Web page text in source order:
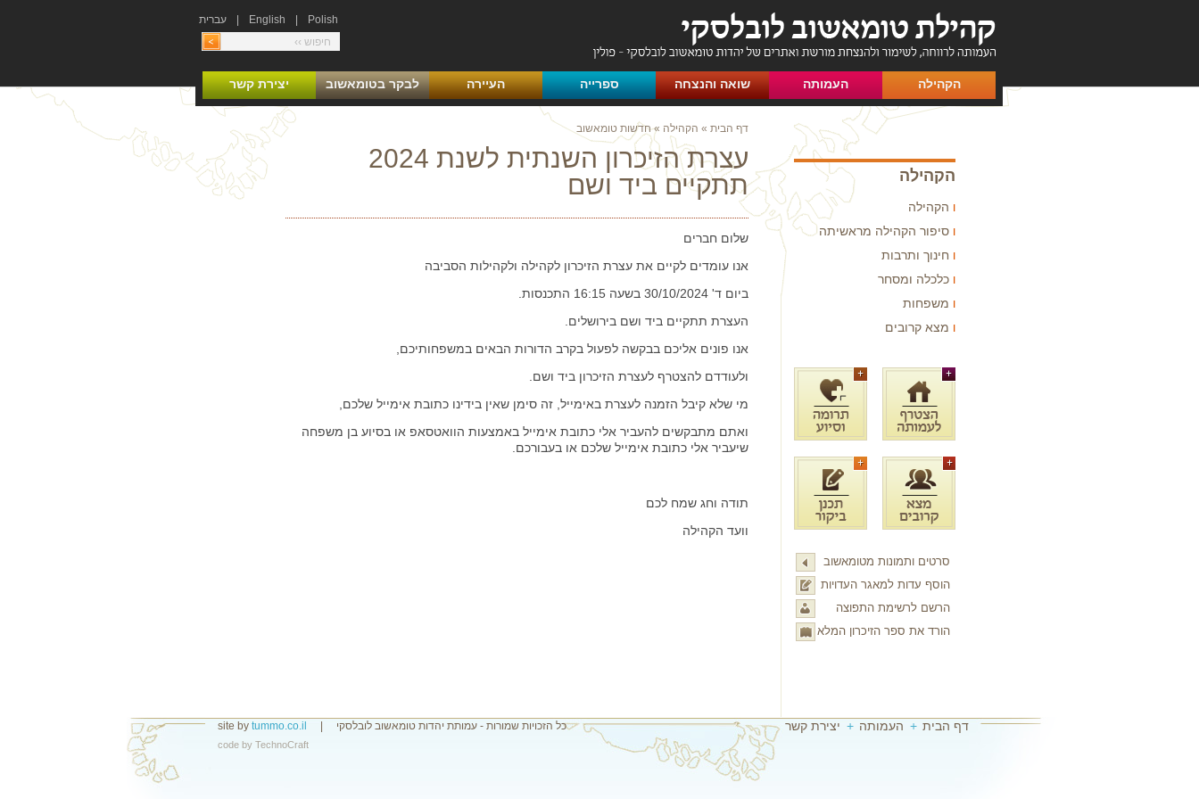
Polish
English עברית
הקהילה העמותה שואה והנצחה ספרייה העיירה לבקר בטומאשוב יצירת קשר
הקהילה
הקהילה
סיפור הקהילה מראשיתה
חינוך ותרבות
כלכלה ומסחר
משפחות
מצא קרובים
סרטים ותמונות מטומאשוב
הוסף עדות למאגר העדויות
הרשם לרשימת התפוצה
הורד את ספר הזיכרון המלא
דף הבית » הקהילה »חדשות טומאשוב
עצרת הזיכרון השנתית לשנת 2024
תתקיים ביד ושם
שלום חברים
אנו עומדים לקיים את עצרת הזיכרון לקהילה ולקהילות הסביבה
ביום ד' 30/10/2024 בשעה 16:15 התכנסות.
העצרת תתקיים ביד ושם בירושלים.
אנו פונים אליכם בבקשה לפעול בקרב הדורות הבאים במשפחותיכם,
ולעודדם להצטרף לעצרת הזיכרון ביד ושם.
מי שלא קיבל הזמנה לעצרת באימייל, זה סימן שאין בידינו כתובת אימייל שלכם,
ואתם מתבקשים להעביר אלי כתובת אימייל באמצעות הוואטסאפ או בסיוע בן משפחה
שיעביר אלי כתובת אימייל שלכם או בעבורכם.
תודה וחג שמח לכם
וועד הקהילה
דף הבית + העמותה + יצירת קשר site by tummo.co.il כל הזכויות שמורות - עמותת יהדות טומאשוב לובלסקי
code by TechnoCraft